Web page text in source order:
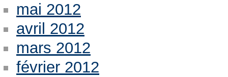
mai 2012
avril 2012
mars 2012
février 2012